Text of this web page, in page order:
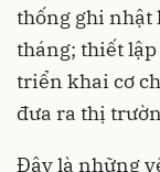
thống ghi nhật
tháng; thiết lập
triển khai cơ
đưa ra thị
Đây là những